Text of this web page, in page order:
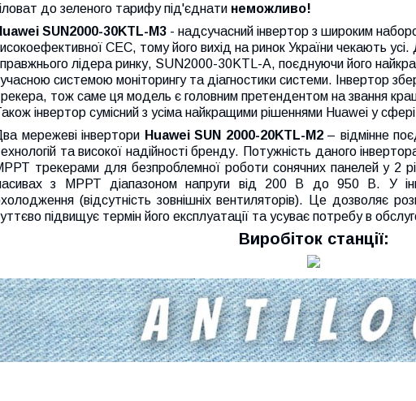
до зеленого тарифу під'єднати неможливо!
SUN2000-30KTL-M3 - надсучасний інвертор з широким
СЕС, тому його вихід на ринок України чекають
лідера ринку, SUN2000-30KTL-A, поєднуючи його
системою моніторингу та діагностики системи. Інвертор
тож саме ця модель є головним претендентом на звання
інвертор сумісний з усіма найкращими рішеннями Huawei у
мережеві інвертори Huawei SUN 2000-20KTL-М2– відмінне
та високої надійності бренду. Потужність даного
трекерами для безпроблемної роботи сонячних панелей у 2
з МРРТ діапазоном напруги від 200 В до 950 В. У
(відсутність зовнішніх вентиляторів). Це дозволяє
підвищує термін його експлуатації та усуває потребу в
Виробіток станції: